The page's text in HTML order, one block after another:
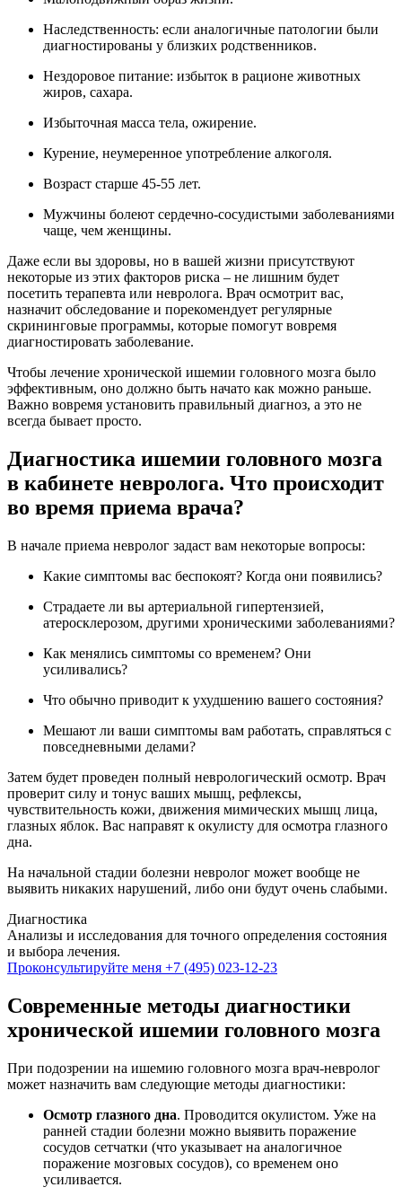
Наследственность: если аналогичные патологии были
диагностированы у близких родственников.
Нездоровое питание: избыток в рационе животных
жиров, сахара.
Избыточная масса тела, ожирение.
Курение, неумеренное употребление алкоголя.
Возраст старше 45-55 лет.
Мужчины болеют сердечно-сосудистыми заболеваниями
чаще, чем женщины.
Даже если вы здоровы, но в вашей жизни присутствуют
некоторые из этих факторов риска – не лишним будет
посетить терапевта или невролога. Врач осмотрит вас,
назначит обследование и порекомендует регулярные
скрининговые программы, которые помогут вовремя
диагностировать заболевание.
Чтобы лечение хронической ишемии головного мозга было
эффективным, оно должно быть начато как можно раньше.
Важно вовремя установить правильный диагноз, а это не
всегда бывает просто.
Диагностика ишемии головного мозга
в кабинете невролога. Что происходит
во время приема врача?
В начале приема невролог задаст вам некоторые вопросы:
Какие симптомы вас беспокоят? Когда они появились?
Страдаете ли вы артериальной гипертензией,
атеросклерозом, другими хроническими заболеваниями?
Как менялись симптомы со временем? Они
усиливались?
Что обычно приводит к ухудшению вашего состояния?
Мешают ли ваши симптомы вам работать, справляться с
повседневными делами?
Затем будет проведен полный неврологический осмотр. Врач
проверит силу и тонус ваших мышц, рефлексы,
чувствительность кожи, движения мимических мышц лица,
глазных яблок. Вас направят к окулисту для осмотра глазного
дна.
На начальной стадии болезни невролог может вообще не
выявить никаких нарушений, либо они будут очень слабыми.
Диагностика
Анализы и исследования для точного определения состояния
и выбора лечения.
Проконсультируйте меня +7 (495) 023-12-23
Современные методы диагностики
хронической ишемии головного мозга
При подозрении на ишемию головного мозга врач-невролог
может назначить вам следующие методы диагностики:
Осмотр глазного дна. Проводится окулистом. Уже на
ранней стадии болезни можно выявить поражение
сосудов сетчатки (что указывает на аналогичное
поражение мозговых сосудов), со временем оно
усиливается.